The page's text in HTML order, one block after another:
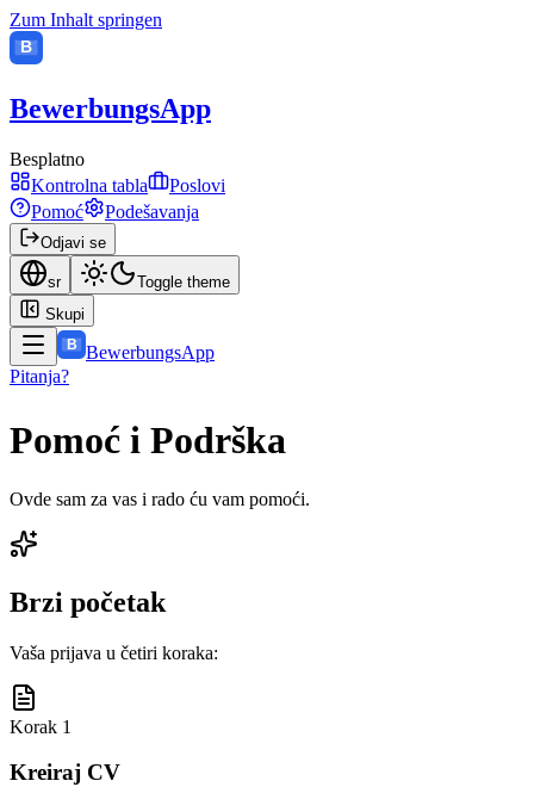
Zum Inhalt springen
B
BewerbungsApp
Besplatno
Kontrolna tabla
Poslovi
Pomoć
Podešavanja
Odjavi se
sr
Toggle theme
Skupi
B BewerbungsApp
Pitanja?
Pomoć i Podrška
Ovde sam za vas i rado ću vam pomoći.
Brzi početak
Vaša prijava u četiri koraka:
Korak 1
Kreiraj CV